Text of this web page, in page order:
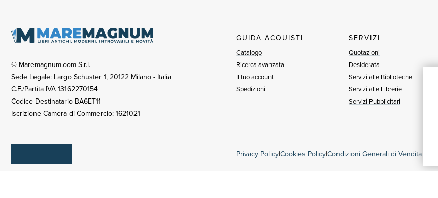
© Maremagnum.com S.r.l.
Sede Legale: Largo Schuster 1, 20122 Milano - Italia
C.F./Partita IVA 13162270154
Codice Destinatario BA6ET11
Iscrizione Camera di Commercio: 1621021
GUIDA ACQUISTI
Catalogo
Ricerca avanzata
Il tuo account
Spedizioni
SERVIZI
Quotazioni
Desiderata
Servizi alle Biblioteche
Servizi alle Librerie
Servizi Pubblicitari
Privacy Policy|Cookies Policy|Condizioni Generali di Vendita